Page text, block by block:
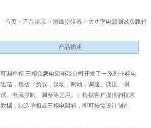
首页 > 产品展示 > 滑线变阻器 > 大功率电源测试负载箱
产品描述
可调单相 三相负载电阻箱我公司开发了一系列非标电
阻箱，包括（负载，起动，制动，调速、调压、测
试、电流控制、调整等之用。）根据客户提供的技术
数据，制造单相或三相电阻箱，即可按需设计制造